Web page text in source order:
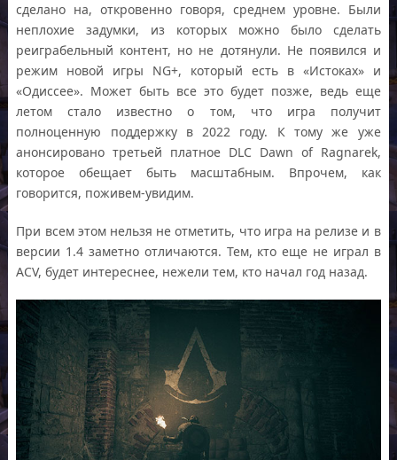
сделано на, откровенно говоря, среднем уровне. Были
неплохие задумки, из которых можно было сделать
реиграбельный контент, но не дотянули. Не появился и
режим новой игры NG+, который есть в «Истоках» и
«Одиссее». Может быть все это будет позже, ведь еще
летом стало известно о том, что игра получит
полноценную поддержку в 2022 году. К тому же уже
анонсировано третьей платное DLC Dawn of Ragnarek,
которое обещает быть масштабным. Впрочем, как
говорится, поживем-увидим.
При всем этом нельзя не отметить, что игра на релизе и в
версии 1.4 заметно отличаются. Тем, кто еще не играл в
ACV, будет интереснее, нежели тем, кто начал год назад.